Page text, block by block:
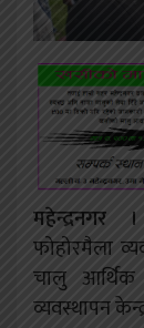
महेन्द्रनगर ।
फोहोरमैला
चालु आर्थिक
व्यवस्थापन